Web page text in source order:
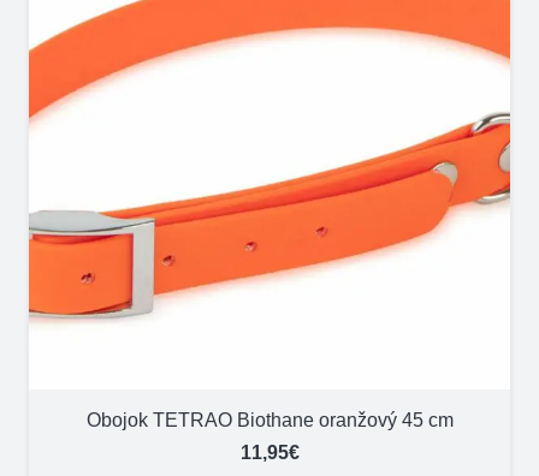
Obojok TETRAO Biothane oranžový 45 cm
11,95€